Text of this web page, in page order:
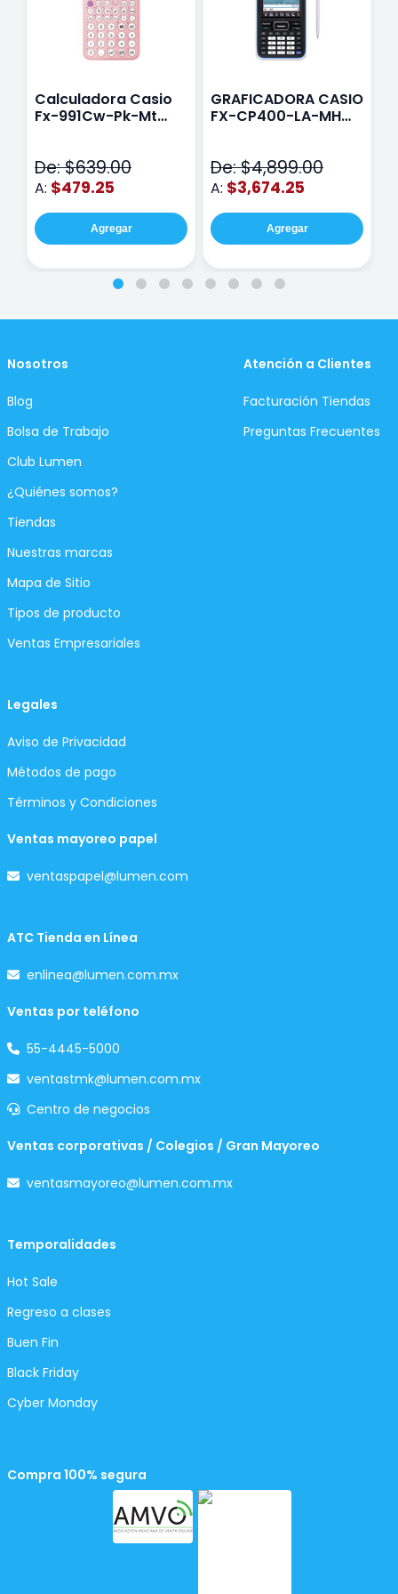
Calculadora Casio
Fx-991Cw-Pk-Mt
De: $639.00
A: $479.25
Agregar
GRAFICADORA CASIO
FX-CP400-LA-MH
De: $4,899.00
A: $3,674.25
Agregar
Nosotros
Blog
Bolsa de Trabajo
Club Lumen
¿Quiénes somos?
Tiendas
Nuestras marcas
Mapa de Sitio
Tipos de producto
Ventas Empresariales
Atención a Clientes
Facturación Tiendas
Preguntas Frecuentes
Legales
Aviso de Privacidad
Métodos de pago
Términos y Condiciones
Ventas mayoreo papel
ventaspapel@lumen.com
ATC Tienda en Línea
enlinea@lumen.com.mx
Ventas por teléfono
55-4445-5000
ventastmk@lumen.com.mx
Centro de negocios
Ventas corporativas / Colegios / Gran Mayoreo
ventasmayoreo@lumen.com.mx
Temporalidades
Hot Sale
Regreso a clases
Buen Fin
Black Friday
Cyber Monday
Compra 100% segura